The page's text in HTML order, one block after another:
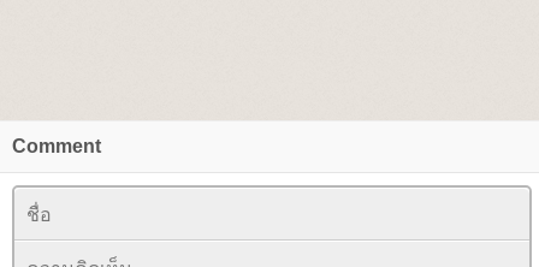
Comment